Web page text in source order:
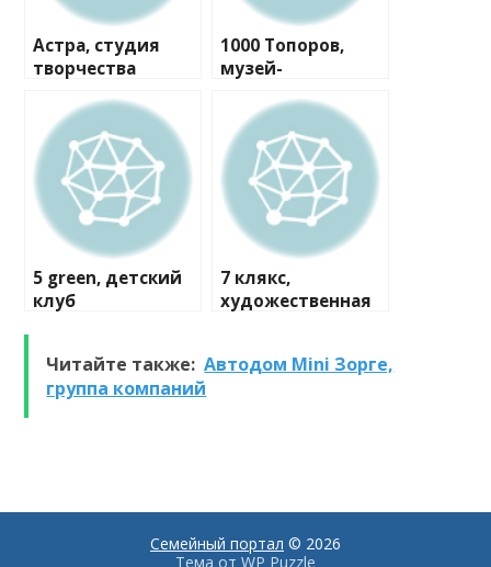
Астра, студия
творчества
1000 Топоров,
музей-
5 green, детский
клуб
7 клякс,
художественная
Читайте также: Автодом Mini Зорге,
группа компаний
Семейный портал © 2026
Тема от WP Puzzle